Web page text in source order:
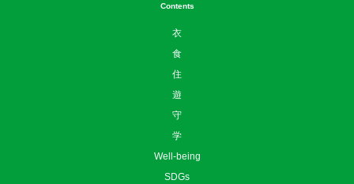
Contents
衣
食
住
遊
守
学
Well-being
SDGs